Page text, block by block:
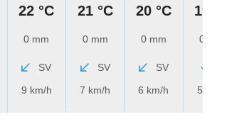
22 °C
0 mm
SV
9 km/h
21 °C
0 mm
SV
7 km/h
20 °C
0 mm
SV
6 km/h
19 °C
0 mm
5 km/h